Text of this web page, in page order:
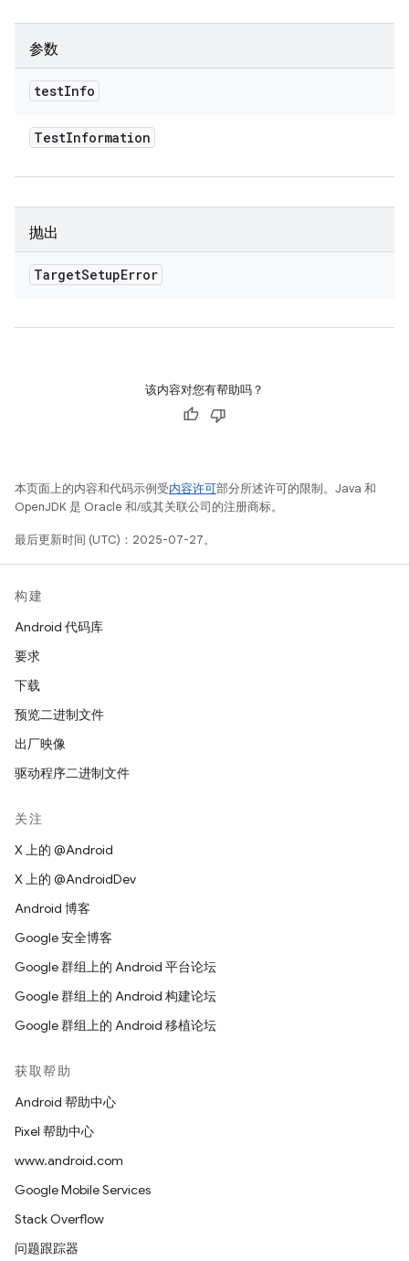
参数
testInfo
TestInformation
抛出
TargetSetupError
该内容对您有帮助吗？
本页面上的内容和代码示例受内容许可部分所述许可的限制。Java 和
OpenJDK 是 Oracle 和/或其关联公司的注册商标。
最后更新时间 (UTC)：2025-07-27。
构建
Android 代码库
要求
下载
预览二进制文件
出厂映像
驱动程序二进制文件
关注
X 上的 @Android
X 上的 @AndroidDev
Android 博客
Google 安全博客
Google 群组上的 Android 平台论坛
Google 群组上的 Android 构建论坛
Google 群组上的 Android 移植论坛
获取帮助
Android 帮助中心
Pixel 帮助中心
www.android.com
Google Mobile Services
Stack Overflow
问题跟踪器